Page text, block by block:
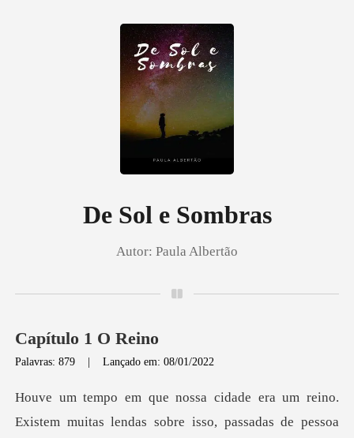
HistóricoDe Sol e Sombras
Autor: Paula Albertão
Capítulo 1 O Reino
Palavras: 879 |Lançado em: 08/01/2022
essoa